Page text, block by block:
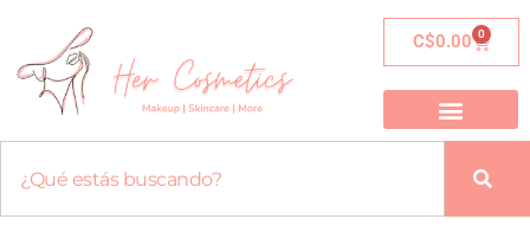
C$0.00 0